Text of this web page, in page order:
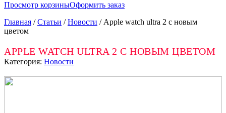
Просмотр корзиныОформить заказ
Главная /Статьи /Новости / Apple watch ultra 2 с новым
цветом
APPLE WATCH ULTRA 2 С НОВЫМ ЦВЕТОМ
Категория: Новости